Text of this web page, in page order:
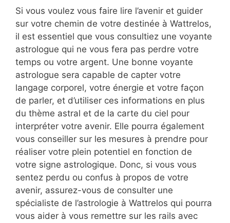
Si vous voulez vous faire lire l’avenir et guider
sur votre chemin de votre destinée à Wattrelos,
il est essentiel que vous consultiez une voyante
astrologue qui ne vous fera pas perdre votre
temps ou votre argent. Une bonne voyante
astrologue sera capable de capter votre
langage corporel, votre énergie et votre façon
de parler, et d’utiliser ces informations en plus
du thème astral et de la carte du ciel pour
interpréter votre avenir. Elle pourra également
vous conseiller sur les mesures à prendre pour
réaliser votre plein potentiel en fonction de
votre signe astrologique. Donc, si vous vous
sentez perdu ou confus à propos de votre
avenir, assurez-vous de consulter une
spécialiste de l’astrologie à Wattrelos qui pourra
vous aider à vous remettre sur les rails avec